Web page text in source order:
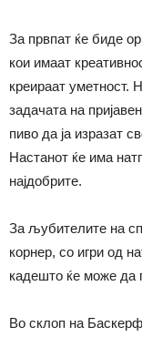
За првпат ќе биде
кои имаат
креираат уметност.
задачата на
пиво да ја изразат
Настанот ќе има
најдобрите.
За љубителите на
корнер, со игри од
кадешто ќе може да
Во склоп на